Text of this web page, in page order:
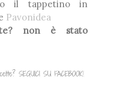
il tappetino in
Pavonidea
non è stato